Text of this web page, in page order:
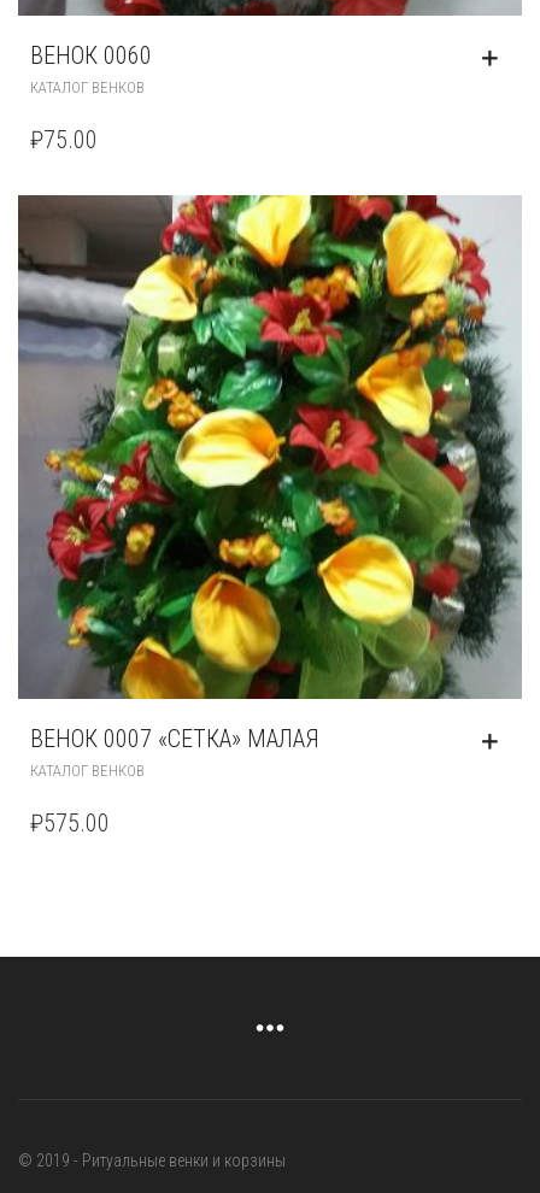
ВЕНОК 0060
КАТАЛОГ ВЕНКОВ
₽75.00
ВЕНОК 0007 «СЕТКА» МАЛАЯ
КАТАЛОГ ВЕНКОВ
₽575.00
© 2019 - Ритуальные венки и корзины